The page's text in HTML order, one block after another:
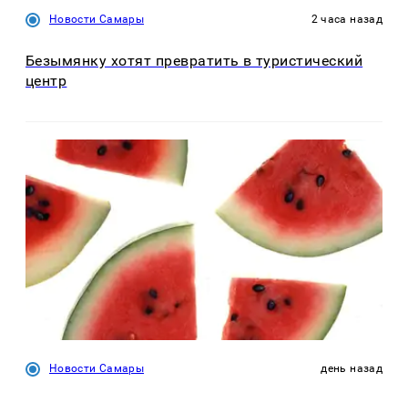
Новости Самары 2 часа назад
Безымянку хотят превратить в туристический
центр
Новости Самары день назад